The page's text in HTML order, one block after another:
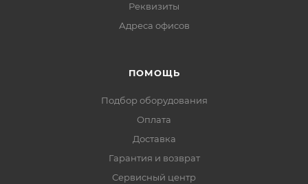
Реквизиты
Адреса офисов
ПОМОЩЬ
Подбор оборудования
Оплата
Доставка
Гарантия и возврат
Сервисный центр